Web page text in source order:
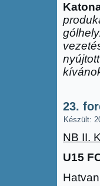
23.
Készült:
NB II.
U15